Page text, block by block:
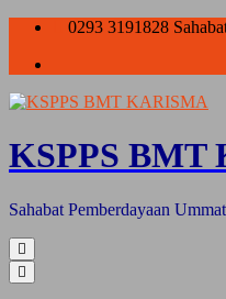
Skip
0293 3191828
KSPPS BMT
Sahabat Pemberdayaan Ummat
Menu